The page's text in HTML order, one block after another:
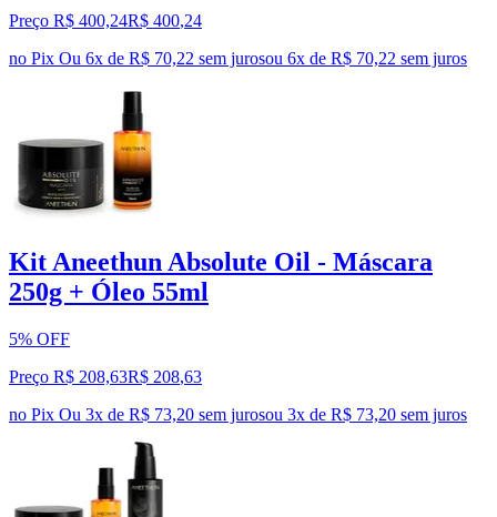
Preço R$ 400,24R$ 400,24
no Pix Ou 6x de R$ 70,22 sem jurosou 6x de R$ 70,22 sem juros
Kit Aneethun Absolute Oil - Máscara
250g + Óleo 55ml
5% OFF
Preço R$ 208,63R$ 208,63
no Pix Ou 3x de R$ 73,20 sem jurosou 3x de R$ 73,20 sem juros